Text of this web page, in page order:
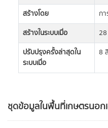
ชุดข้อมูลในพื้นที่เกษตรนอก
สร้างโดย
กา
สร้างในระบบเมื่อ
ปรับปรุงครั้งล่าสุดใน
ระบบเมื่อ
8